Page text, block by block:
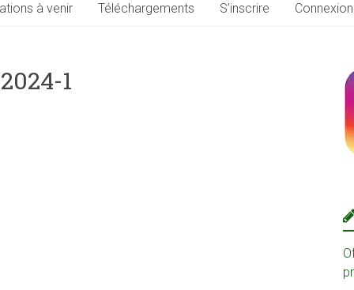
à venir Téléchargements S’inscrire Connexion
1